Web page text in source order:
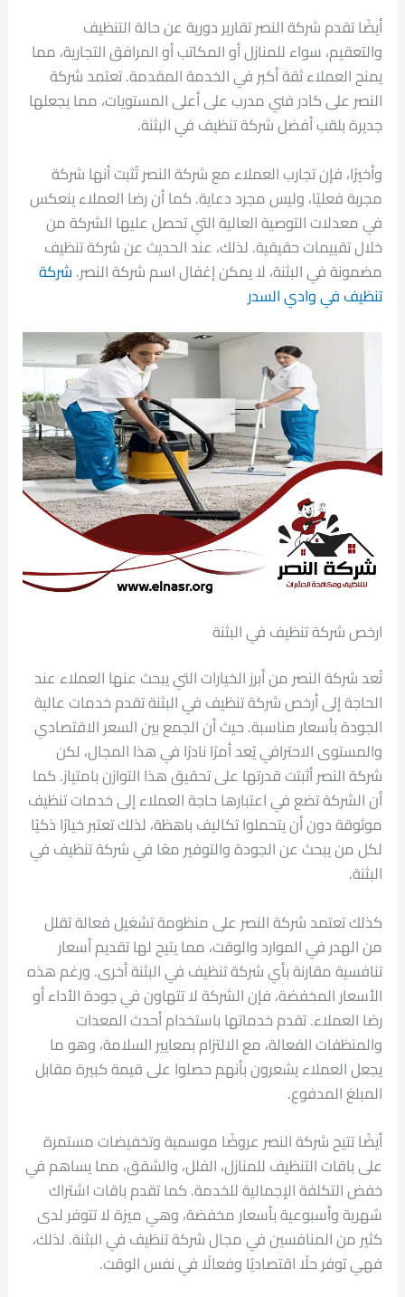
أيضًا تقدم شركة النصر تقارير دورية عن حالة التنظيف
والتعقيم، سواء للمنازل أو المكاتب أو المرافق التجارية، مما
يمنح العملاء ثقة أكبر في الخدمة المقدمة. تعتمد شركة
النصر على كادر فني مدرب على أعلى المستويات، مما يجعلها
جديرة بلقب أفضل شركة تنظيف في البثنة.
وأخيرًا، فإن تجارب العملاء مع شركة النصر تُثبت أنها شركة
مجربة فعليًا، وليس مجرد دعاية. كما أن رضا العملاء ينعكس
في معدلات التوصية العالية التي تحصل عليها الشركة من
خلال تقييمات حقيقية. لذلك، عند الحديث عن شركة تنظيف
مضمونة في البثنة، لا يمكن إغفال اسم شركة النصر. شركة
تنظيف في وادي السدر
ارخص شركة تنظيف في البثنة
تُعد شركة النصر من أبرز الخيارات التي يبحث عنها العملاء عند
الحاجة إلى أرخص شركة تنظيف في البثنة تقدم خدمات عالية
الجودة بأسعار مناسبة. حيث أن الجمع بين السعر الاقتصادي
والمستوى الاحترافي يُعد أمرًا نادرًا في هذا المجال، لكن
شركة النصر أثبتت قدرتها على تحقيق هذا التوازن بامتياز. كما
أن الشركة تضع في اعتبارها حاجة العملاء إلى خدمات تنظيف
موثوقة دون أن يتحملوا تكاليف باهظة، لذلك تعتبر خيارًا ذكيًا
لكل من يبحث عن الجودة والتوفير معًا في شركة تنظيف في
البثنة.
كذلك تعتمد شركة النصر على منظومة تشغيل فعالة تقلل
من الهدر في الموارد والوقت، مما يتيح لها تقديم أسعار
تنافسية مقارنة بأي شركة تنظيف في البثنة أخرى. ورغم هذه
الأسعار المخفضة، فإن الشركة لا تتهاون في جودة الأداء أو
رضا العملاء. تقدم خدماتها باستخدام أحدث المعدات
والمنظفات الفعالة، مع الالتزام بمعايير السلامة، وهو ما
يجعل العملاء يشعرون بأنهم حصلوا على قيمة كبيرة مقابل
المبلغ المدفوع.
أيضًا تتيح شركة النصر عروضًا موسمية وتخفيضات مستمرة
على باقات التنظيف للمنازل، الفلل، والشقق، مما يساهم في
خفض التكلفة الإجمالية للخدمة. كما تقدم باقات اشتراك
شهرية وأسبوعية بأسعار مخفضة، وهي ميزة لا تتوفر لدى
كثير من المنافسين في مجال شركة تنظيف في البثنة. لذلك،
فهي توفر حلًا اقتصاديًا وفعالًا في نفس الوقت.